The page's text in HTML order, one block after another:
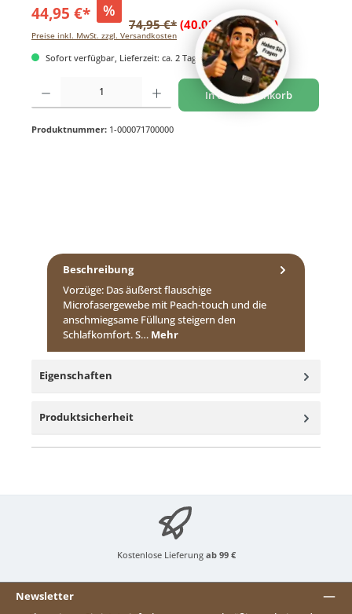
44,95 €* %
74,95 €* (40.03% gespart)
Preise inkl. MwSt. zzgl. Versandkosten
Sofort verfügbar, Lieferzeit: ca. 2 Tage
Produkt Anzahl: Gib den gewünschten Wert ein oder benutze die Schaltflächen um
In den Warenkorb
Produktnummer: 1-000071700000
Beschreibung
Vorzüge: Das äußerst flauschige
Microfasergewebe mit Peach-touch und die
anschmiegsame Füllung steigern den
Schlafkomfort. S… Mehr
Eigenschaften
Produktsicherheit
Kostenlose Lieferung ab 99 €
Newsletter